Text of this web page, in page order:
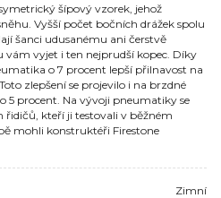
šípový vzorek, jehož
Vyšší počet bočních drážek spolu
šanci udusanému ani čerstvě
vyjet i ten nejprudší kopec. Díky
o 7 procent lepší přilnavost na
zlepšení se projevilo i na brzdné
5 procent. Na vývoji pneumatiky se
řidičů, kteří ji testovali v běžném
mohli konstruktéři Firestone
Zimní